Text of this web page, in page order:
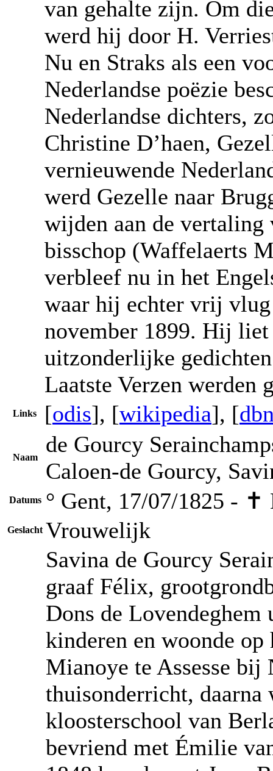
van gehalte zijn. Om
werd hij door H.
Nu en Straks als een
Nederlandse poëzie
Nederlandse dichters,
Christine D’haen,
vernieuwende
werd Gezelle naar
wijden aan de
bisschop (Waffelaerts
verbleef nu in het
waar hij echter vrij
november 1899. Hij
uitzonderlijke
Laatste Verzen werden
Links [odis], [wikipedia], [
Naam
de Gourcy
Caloen-de Gourcy,
Datums ° Gent, 17/07/1825 - ✝
Geslacht Vrouwelijk
Savina de Gourcy
graaf Félix,
Dons de
kinderen en woonde
Mianoye te Assesse bij
thuisonderricht, daarna
kloosterschool van
bevriend met Émilie